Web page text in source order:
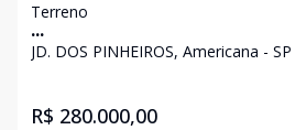
Terreno
...
JD. DOS PINHEIROS, Americana - SP
R$ 280.000,00